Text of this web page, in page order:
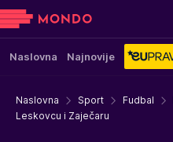
Naslovna Najnovije
Naslovna Sport Fudbal
Leskovcu i Zaječaru